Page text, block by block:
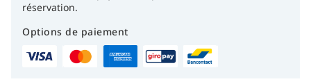
réservation.
Options de paiement